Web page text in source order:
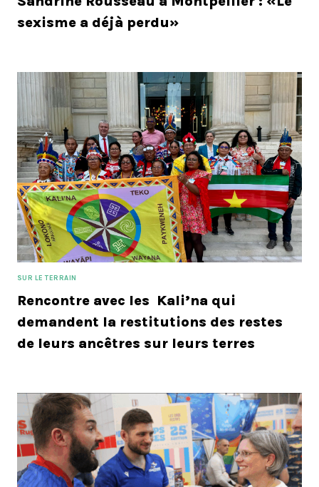
sexisme a déjà perdu»
SUR LE TERRAIN
Rencontre avec les Kali’na qui
demandent la restitutions des restes
de leurs ancêtres sur leurs terres